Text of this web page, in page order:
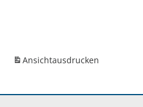
Ansichtausdrucken